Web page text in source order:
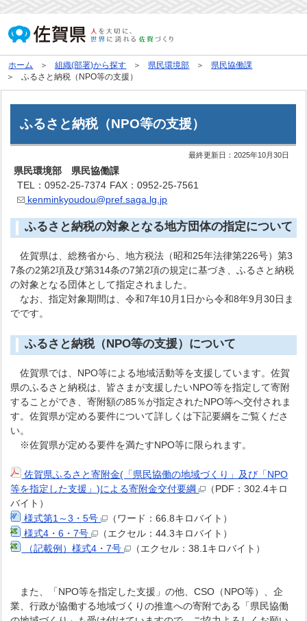
ホーム 組織(部署)から探す 県民環境部
県民協働課
ふるさと納税（NPO等の支援）
ふるさと納税（NPO等の支援）
最終更新日：2025年10月30日
県民環境部 県民協働課
TEL：0952-25-7374 FAX：0952-25-7561
kenminkyoudou@pref.saga.lg.jp
ふるさと納税の対象となる地方団体の指定について
佐賀県は、総務省から、地方税法（昭和25年法律第226号）第3
7条の2第2項及び第314条の7第2項の規定に基づき、ふるさと納税
の対象となる団体として指定されました。
なお、指定対象期間は、令和7年10月1日から令和8年9月30日ま
でです。
ふるさと納税（NPO等の支援）について
佐賀県では、NPO等による地域活動等を支援しています。佐賀
県のふるさと納税は、皆さまが支援したいNPO等を指定して寄附
することができ、寄附額の85％が指定されたNPO等へ交付されま
す。佐賀県が定める要件について詳しくは下記要綱をご覧くださ
い。
※佐賀県が定める要件を満たすNPO等に限られます。
佐賀県ふるさと寄附金(「県民協働の地域づくり」及び「NPO
等を指定した支援」)による寄附金交付要綱
（PDF：302.4キロ
バイト）
様式第1～3・5号
（ワード：66.8キロバイト）
様式4・6・7号
（エクセル：44.3キロバイト）
（記載例）様式4・7号
（エクセル：38.1キロバイト）
また、「NPO等を指定した支援」の他、CSO（NPO等）、企
業、行政が協働する地域づくりの推進への寄附である「県民協働